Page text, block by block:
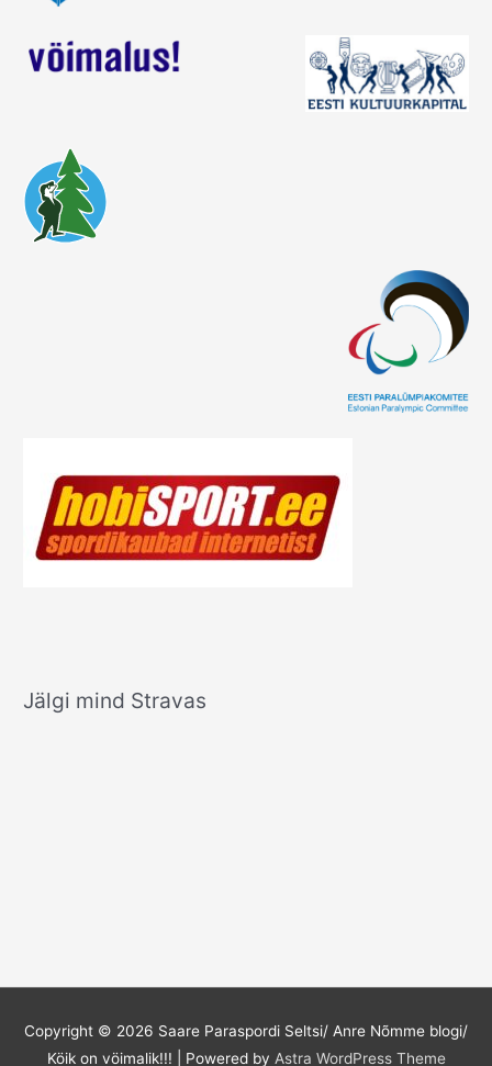
Jälgi mind Stravas
Copyright © 2026 Saare Paraspordi Seltsi/ Anre Nõmme blogi/
Köik on vöimalik!!! | Powered by Astra WordPress Theme